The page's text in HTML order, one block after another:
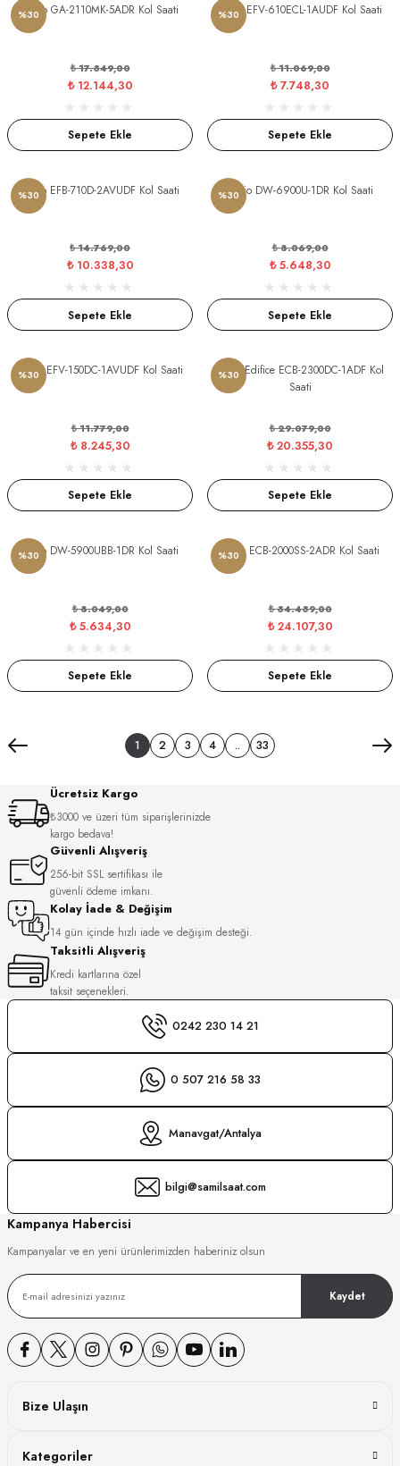
%30
Casio GA-2110MK-5ADR Kol Saati
₺ 17.349,00
₺ 12.144,30
Sepete Ekle
%30
Casio EFV-610ECL-1AUDF Kol Saati
₺ 11.069,00
₺ 7.748,30
Sepete Ekle
%30
Casio EFB-710D-2AVUDF Kol Saati
₺ 14.769,00
₺ 10.338,30
Sepete Ekle
%30Casio DW-6900U-1DR Kol Saati
₺ 8.069,00
₺ 5.648,30
Sepete Ekle
%30
Casio EFV-150DC-1AVUDF Kol Saati
₺ 11.779,00
₺ 8.245,30
Sepete Ekle
%30
Casio Edifice ECB-2300DC-1ADF Kol
Saati
₺ 29.079,00
₺ 20.355,30
Sepete Ekle
%30
Casio DW-5900UBB-1DR Kol Saati
₺ 8.049,00
₺ 5.634,30
Sepete Ekle
%30
Casio ECB-2000SS-2ADR Kol Saati
₺ 34.439,00
₺ 24.107,30
Sepete Ekle
1 2 3 4 .. 33
Ücretsiz Kargo
₺3000 ve üzeri tüm siparişlerinizde
kargo bedava!
Güvenli Alışveriş
256-bit SSL sertifikası ile
güvenli ödeme imkanı.
Kolay İade & Değişim
14 gün içinde hızlı iade ve değişim desteği.
Taksitli Alışveriş
Kredi kartlarına özel
taksit seçenekleri.
0242 230 14 21
0 507 216 58 33
Manavgat/Antalya
bilgi@samilsaat.com
Kampanya Habercisi
Kampanyalar ve en yeni ürünlerimizden haberiniz olsun
Kaydet
Bize Ulaşın
Kategoriler